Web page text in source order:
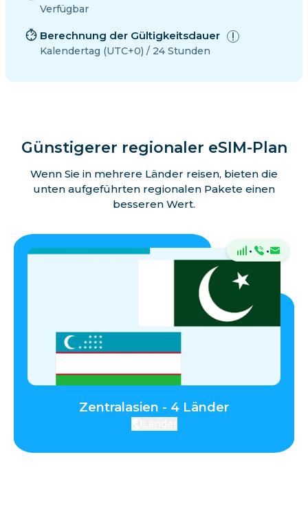
Verfügbar
Berechnung der Gültigkeitsdauer
Kalendertag (UTC+0) / 24 Stunden
Günstigerer regionaler eSIM-Plan
Wenn Sie in mehrere Länder reisen, bieten die
unten aufgeführten regionalen Pakete einen
besseren Wert.
· ·
Zentralasien - 4 Länder